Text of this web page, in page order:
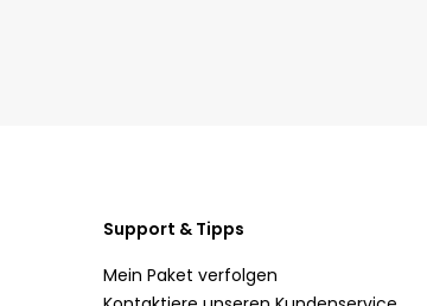
Support & Tipps
Mein Paket verfolgen